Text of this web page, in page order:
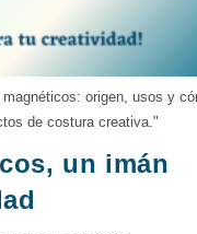
origen, usos y
de costura creativa."
un imán